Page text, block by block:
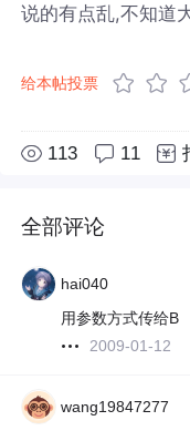
说的有点乱,不知道
给本帖投票
113 11
全部评论
hai040
用参数方式传给B
2009-01-12
wang19847277